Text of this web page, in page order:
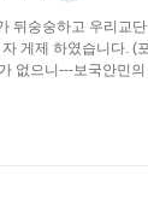
뒤숭숭하고 우리교
게제 하였습니다. (
없으니---보국안민